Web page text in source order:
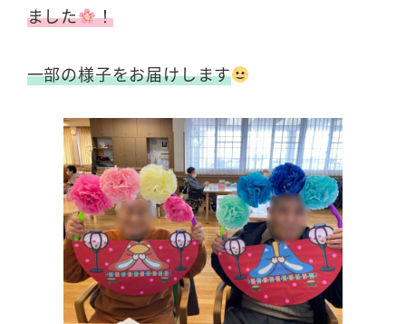
ました
！
一部の様子をお届けします